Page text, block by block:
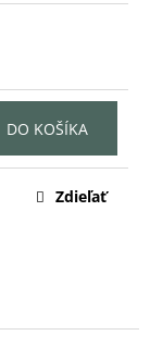
DO KOŠÍKA
Zdieľať